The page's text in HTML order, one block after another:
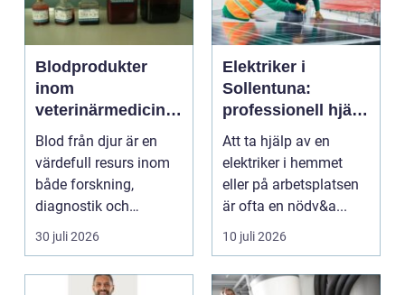
Blodprodukter
inom
veterinärmedicin
funktion, kvalitet
och användning
Blod från djur är en
värdefull resurs inom
både forskning,
diagnostik och
veterinärmedicin. När
blod...
30 juli 2026
Elektriker i
Sollentuna:
professionell hjälp
när du behöver det
Att ta hjälp av en
elektriker i hemmet
eller på arbetsplatsen
är ofta en nödv&a...
10 juli 2026